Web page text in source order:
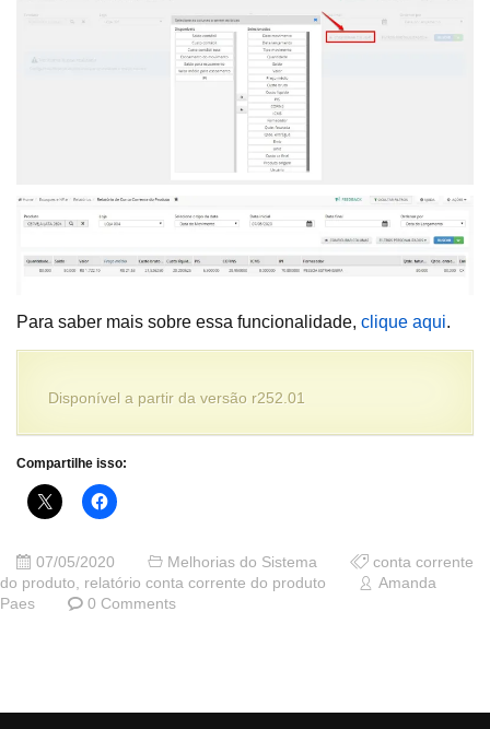
Para saber mais sobre essa funcionalidade, clique aqui.
Disponível a partir da versão r252.01
Compartilhe isso:
07/05/2020 Melhorias do Sistema
conta corrente
do produto
relatório conta corrente do produto
Amanda
Paes
0 Comments